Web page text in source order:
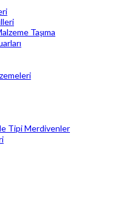
Taşıma
Tipi Merdivenler